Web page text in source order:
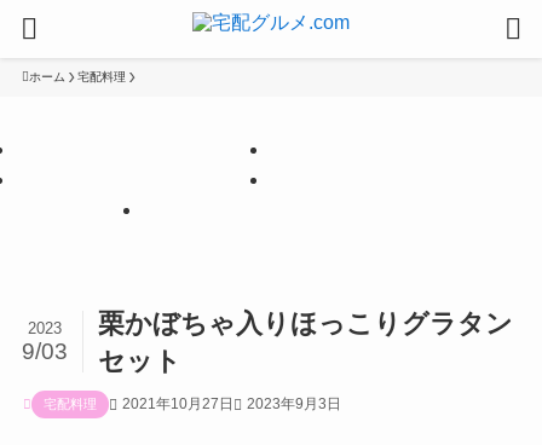
ホーム 宅配料理
栗かぼちゃ入りほっこりグラタン
セット
2023
9/03
宅配料理 2021年10月27日 2023年9月3日